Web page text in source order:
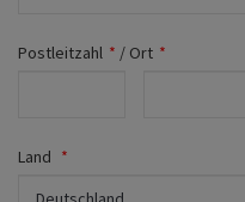
Postleitzahl * / Ort *
Land *